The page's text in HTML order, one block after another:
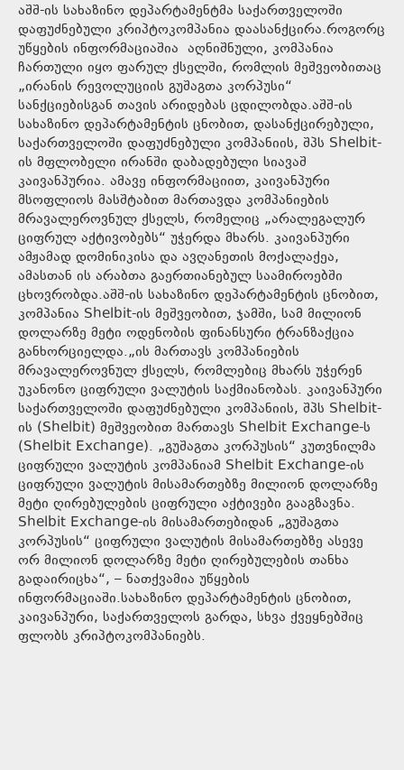
აშშ-ის სახაზინო დეპარტამენტმა საქართველოში
დაფუძნებული კრიპტოკომპანია დაასანქცირა.როგორც
უწყების ინფორმაციაშია აღნიშნული, კომპანია
ჩართული იყო ფარულ ქსელში, რომლის მეშვეობითაც
„ირანის რევოლუციის გუშაგთა კორპუსი“
სანქციებისგან თავის არიდებას ცდილობდა.აშშ-ის
სახაზინო დეპარტამენტის ცნობით, დასანქცირებული,
საქართველოში დაფუძნებული კომპანიის, შპს Shelbit-
ის მფლობელი ირანში დაბადებული სიავაშ
კაივანპურია. ამავე ინფორმაციით, კაივანპური
მსოფლიოს მასშტაბით მართავდა კომპანიების
მრავალეროვნულ ქსელს, რომელიც „არალეგალურ
ციფრულ აქტივობებს“ უჭერდა მხარს. კაივანპური
ამჟამად დომინიკისა და ავღანეთის მოქალაქეა,
ამასთან ის არაბთა გაერთიანებულ საამიროებში
ცხოვრობდა.აშშ-ის სახაზინო დეპარტამენტის ცნობით,
კომპანია Shelbit-ის მეშვეობით, ჯამში, სამ მილიონ
დოლარზე მეტი ოდენობის ფინანსური ტრანზაქცია
განხორციელდა.„ის მართავს კომპანიების
მრავალეროვნულ ქსელს, რომლებიც მხარს უჭერენ
უკანონო ციფრული ვალუტის საქმიანობას. კაივანპური
საქართველოში დაფუძნებული კომპანიის, შპს Shelbit-
ის (Shelbit) მეშვეობით მართავს Shelbit Exchange-ს
(Shelbit Exchange). „გუშაგთა კორპუსის“ კუთვნილმა
ციფრული ვალუტის კომპანიამ Shelbit Exchange-ის
ციფრული ვალუტის მისამართებზე მილიონ დოლარზე
მეტი ღირებულების ციფრული აქტივები გააგზავნა.
Shelbit Exchange-ის მისამართებიდან „გუშაგთა
კორპუსის“ ციფრული ვალუტის მისამართებზე ასევე
ორ მილიონ დოლარზე მეტი ღირებულების თანხა
გადაირიცხა“, – ნათქვამია უწყების
ინფორმაციაში.სახაზინო დეპარტამენტის ცნობით,
კაივანპური, საქართველოს გარდა, სხვა ქვეყნებშიც
ფლობს კრიპტოკომპანიებს.